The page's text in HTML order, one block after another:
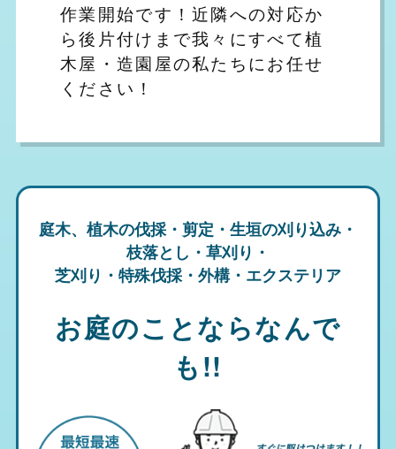
作業開始です！近隣への対応か
ら後片付けまで我々にすべて植
木屋・造園屋の私たちにお任せ
ください！
庭木、植木の伐採・剪定・生垣の刈り込み・
枝落とし・草刈り・
芝刈り・特殊伐採・外構・エクステリア
お庭のことならなんで
も!!